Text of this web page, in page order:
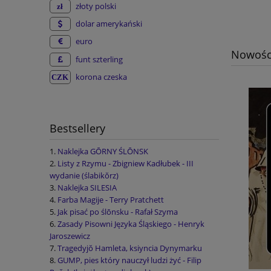
złoty polski
dolar amerykański
euro
funt szterling
korona czeska
Bestsellery
Naklejka GŌRNY ŚLŌNSK
Listy z Rzymu - Zbigniew Kadłubek - III
wydanie (ślabikŏrz)
Naklejka SILESIA
Farba Magije - Terry Pratchett
Jak pisać po ślōnsku - Rafał Szyma
Zasady Pisowni Języka Śląskiego - Henryk
Jaroszewicz
Tragedyjŏ Hamleta, ksiyncia Dynymarku
GUMP, pies który nauczył ludzi żyć - Filip